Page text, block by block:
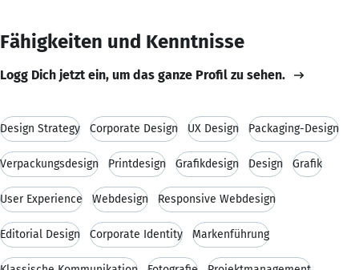
Fähigkeiten und Kenntnisse
Logg Dich jetzt ein, um das ganze Profil zu sehen.
Design Strategy Corporate Design UX Design Packaging-Design
Verpackungsdesign Printdesign Grafikdesign Design Grafik
User Experience Webdesign Responsive Webdesign
Editorial Design Corporate Identity Markenführung